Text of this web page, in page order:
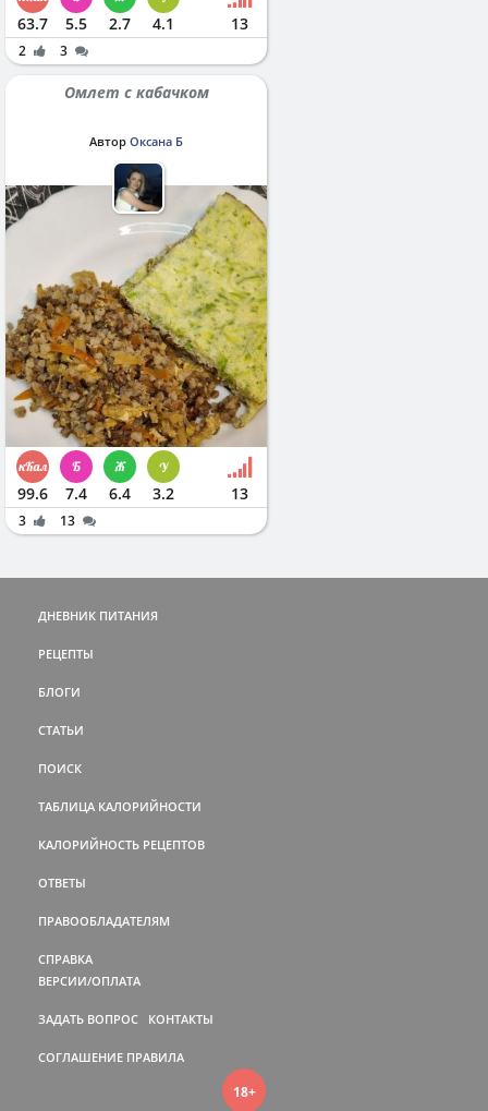
63.7 5.5 2.7 4.1 13
2 3
Омлет с кабачком
Автор Оксана Б
99.6 7.4 6.4 3.2 13
3 13
ДНЕВНИК ПИТАНИЯ
РЕЦЕПТЫ
БЛОГИ
СТАТЬИ
ПОИСК
ТАБЛИЦА КАЛОРИЙНОСТИ
КАЛОРИЙНОСТЬ РЕЦЕПТОВ
ОТВЕТЫ
ПРАВООБЛАДАТЕЛЯМ
СПРАВКА
ВЕРСИИ/ОПЛАТА
ЗАДАТЬ ВОПРОС КОНТАКТЫ
СОГЛАШЕНИЕ ПРАВИЛА
18+